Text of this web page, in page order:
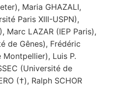
Maria GHAZALI,
Paris XIII-USPN),
Marc LAZAR (IEP Paris),
de Gênes), Frédéric
Montpellier), Luis P.
(Université de
(†), Ralph SCHOR